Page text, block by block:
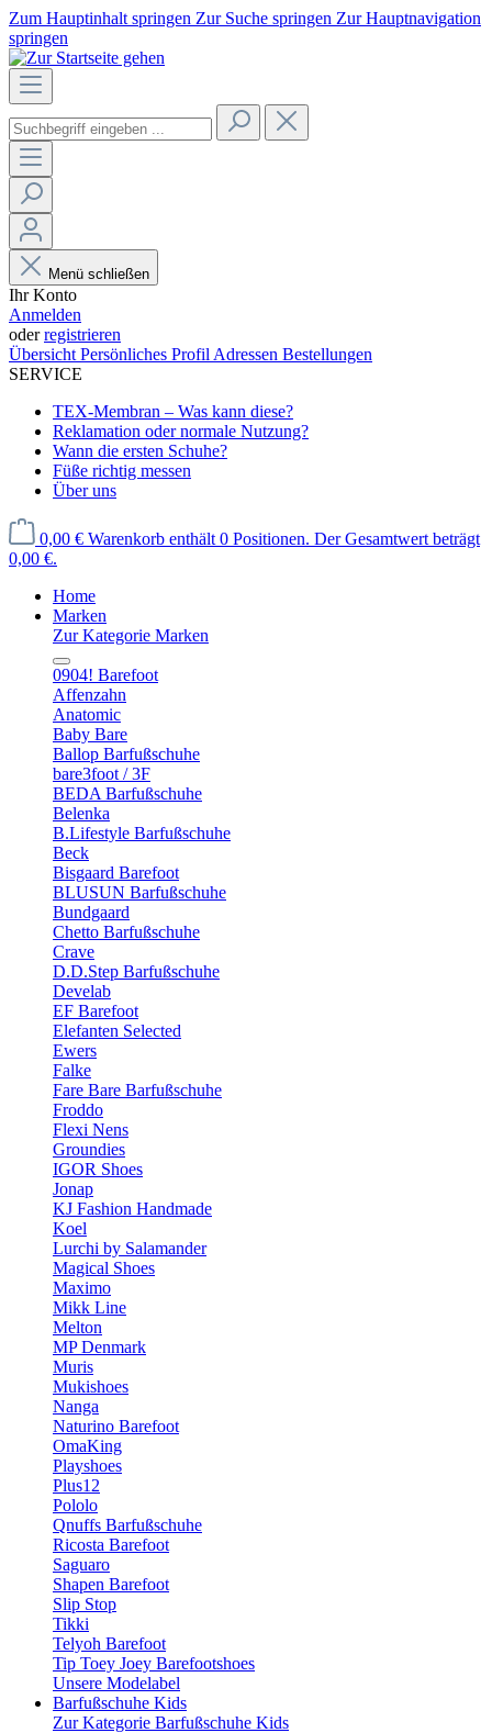
Zum Hauptinhalt springen Zur Suche springen Zur Hauptnavigation
springen
Menü schließen
Ihr Konto
Anmelden
oderregistrieren
Übersicht Persönliches Profil Adressen Bestellungen
SERVICE
TEX-Membran – Was kann diese?
Reklamation oder normale Nutzung?
Wann die ersten Schuhe?
Füße richtig messen
Über uns
0,00 € Warenkorb enthält 0 Positionen. Der Gesamtwert beträgt
0,00 €.
Home
Marken
Zur Kategorie Marken
0904! Barefoot
Affenzahn
Anatomic
Baby Bare
Ballop Barfußschuhe
bare3foot / 3F
BEDA Barfußschuhe
Belenka
B.Lifestyle Barfußschuhe
Beck
Bisgaard Barefoot
BLUSUN Barfußschuhe
Bundgaard
Chetto Barfußschuhe
Crave
D.D.Step Barfußschuhe
Develab
EF Barefoot
Elefanten Selected
Ewers
Falke
Fare Bare Barfußschuhe
Froddo
Flexi Nens
Groundies
IGOR Shoes
Jonap
KJ Fashion Handmade
Koel
Lurchi by Salamander
Magical Shoes
Maximo
Mikk Line
Melton
MP Denmark
Muris
Mukishoes
Nanga
Naturino Barefoot
OmaKing
Playshoes
Plus12
Pololo
Qnuffs Barfußschuhe
Ricosta Barefoot
Saguaro
Shapen Barefoot
Slip Stop
Tikki
Telyoh Barefoot
Tip Toey Joey Barefootshoes
Unsere Modelabel
Barfußschuhe Kids
Zur Kategorie Barfußschuhe Kids